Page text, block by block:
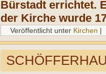
Bürstadt errichtet.
der Kirche wurde
Veröffentlicht unter Kirchen |